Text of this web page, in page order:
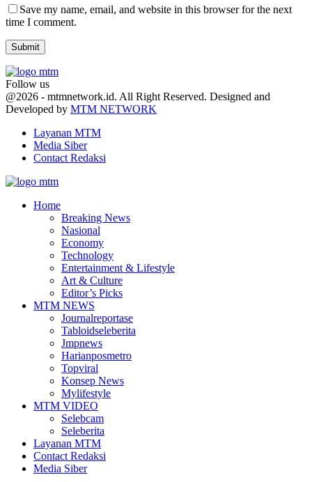
Save my name, email, and website in this browser for the next
time I comment.
Follow us
Facebook
Twitter
Youtube
@2026 - mtmnetwork.id. All Right Reserved. Designed and
Developed by MTM NETWORK
Layanan MTM
Media Siber
Contact Redaksi
Home
Breaking News
Nasional
Economy
Technology
Entertainment & Lifestyle
Art & Culture
Editor’s Picks
MTM NEWS
Journalreportase
Tabloidseleberita
Jmpnews
Harianposmetro
Topviral
Konsep News
Mylifestyle
MTM VIDEO
Selebcam
Seleberita
Layanan MTM
Contact Redaksi
Media Siber